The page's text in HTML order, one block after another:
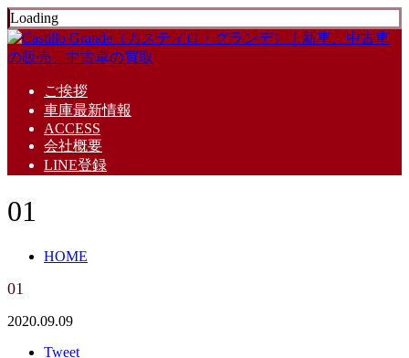
Loading
ご挨拶
車庫最新情報
ACCESS
会社概要
LINE登録
01
HOME
01
2020.09.09
Tweet